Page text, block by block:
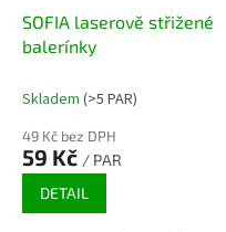
SOFIA laserově střižené
balerínky
Skladem (>5 PAR)
49 Kč bez DPH
59 Kč / PAR
DETAIL